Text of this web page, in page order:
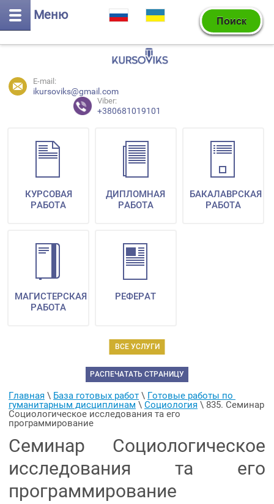
Меню
E-mail:
ikursoviks@gmail.com
Viber:
+380681019101
ВСЕ УСЛУГИ
КУРСОВАЯ
РАБОТА
ДИПЛОМНАЯ
РАБОТА
БАКАЛАВРСКАЯ
РАБОТА
МАГИСТЕРСКАЯ
РАБОТА
РЕФЕРАТ
РАСПЕЧАТАТЬ СТРАНИЦУ
Главная \ База готовых работ \ Готовые работы по
гуманитарным дисциплинам \ Социология \ 835. Семинар
Социологическое исследования та его
программирование
Семинар Социологическое
исследования та его
программирование